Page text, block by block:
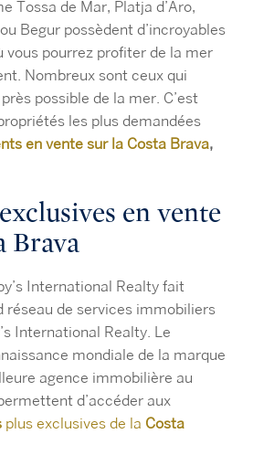
Tossa de Mar, Platja d’Aro,
Begur possèdent d’incroyables
vous pourrez profiter de la mer
Nombreux sont ceux qui
possible de la mer. C’est
les plus demandées
en vente sur la Costa Brava,
en vente
Brava
International Realty fait
réseau de services immobiliers
International Realty. Le
mondiale de la marque
agence immobilière au
d’accéder aux
plus exclusives de la Costa